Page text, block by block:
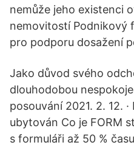
nemůže jeho existenci
nemovitostí Podnikový
pro podporu dosažení
Jako důvod svého
dlouhodobou
posouvání 2021. 2. 12.
ubytován Co je FORM
s formuláři až 50 %